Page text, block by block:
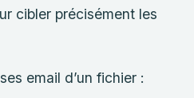
cibler précisément les
email d’un fichier :